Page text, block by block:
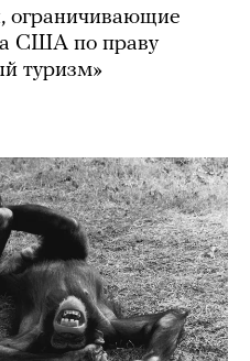
ограничивающие
США по праву
туризм»